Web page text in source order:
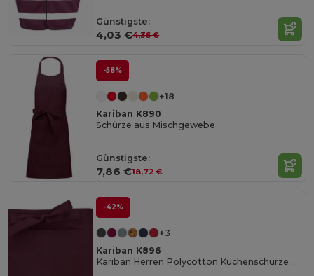
Günstigste:
4,03 €4,36 €
-58%
+18
Kariban K890
Schürze aus Mischgewebe
Günstigste:
7,86 €18,72 €
-42%
+3
Kariban K896
Kariban Herren Polycotton Küchenschürze mit Taschen